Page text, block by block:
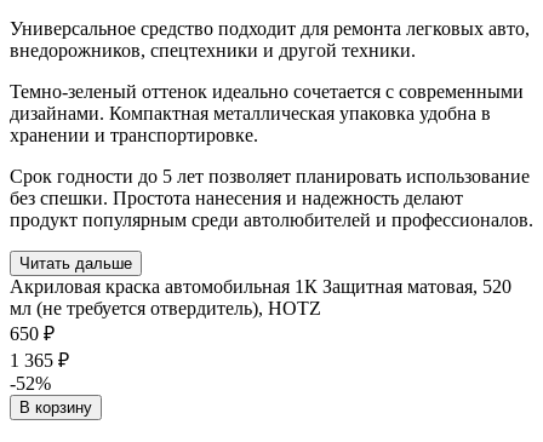
Универсальное средство подходит для ремонта легковых авто,
внедорожников, спецтехники и другой техники.
Темно-зеленый оттенок идеально сочетается с современными
дизайнами. Компактная металлическая упаковка удобна в
хранении и транспортировке.
Срок годности до 5 лет позволяет планировать использование
без спешки. Простота нанесения и надежность делают
продукт популярным среди автолюбителей и профессионалов.
Читать дальше
Акриловая краска автомобильная 1К Защитная матовая, 520
мл (не требуется отвердитель), HOTZ
650 ₽
1 365 ₽
-52%
В корзину